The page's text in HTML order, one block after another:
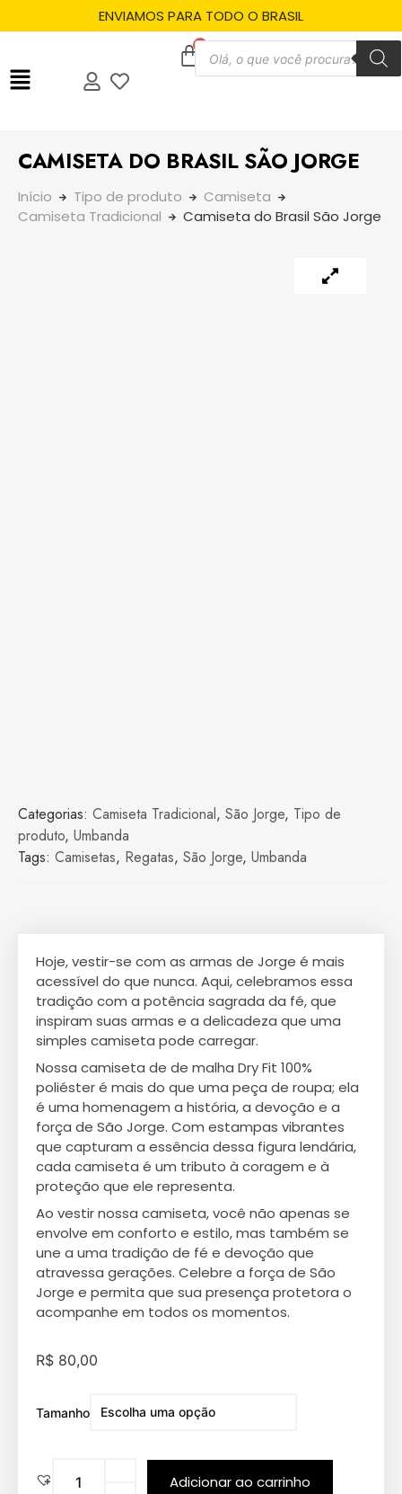
ENVIAMOS PARA TODO O BRASIL
CAMISETA DO BRASIL SÃO JORGE
Início Tipo de produto
Camiseta
Camiseta Tradicional
Camiseta do Brasil São Jorge
Categorias: Camiseta Tradicional, São Jorge, Tipo de
produto, Umbanda
Tags: Camisetas, Regatas, São Jorge, Umbanda
Hoje, vestir-se com as armas de Jorge é mais
acessível do que nunca. Aqui, celebramos essa
tradição com a potência sagrada da fé, que
inspiram suas armas e a delicadeza que uma
simples camiseta pode carregar.
Nossa camiseta de de malha Dry Fit 100%
poliéster é mais do que uma peça de roupa; ela
é uma homenagem a história, a devoção e a
força de São Jorge. Com estampas vibrantes
que capturam a essência dessa figura lendária,
cada camiseta é um tributo à coragem e à
proteção que ele representa.
Ao vestir nossa camiseta, você não apenas se
envolve em conforto e estilo, mas também se
une a uma tradição de fé e devoção que
atravessa gerações. Celebre a força de São
Jorge e permita que sua presença protetora o
acompanhe em todos os momentos.
R$ 80,00
Tamanho
Adicionar ao carrinho